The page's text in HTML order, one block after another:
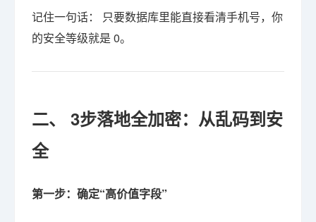
记住一句话： 只要数据库里能直接看清手机号，你
的安全等级就是 0。
二、 3步落地全加密：从乱码到安
全
第一步：确定“高价值字段”